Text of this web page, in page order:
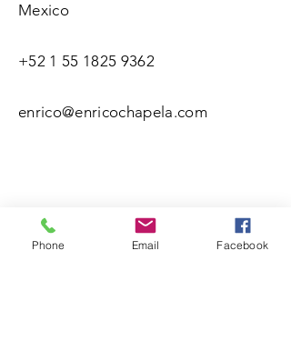
Mexico
+52 1 55 1825 9362
enrico@enricochapela.com
Phone Email Facebook